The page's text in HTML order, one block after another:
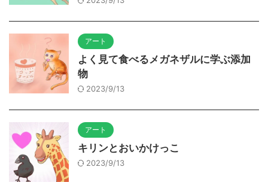
アート
よく見て食べるメガネザルに学ぶ添加
物
2023/9/13
アート
キリンとおいかけっこ
2023/9/13